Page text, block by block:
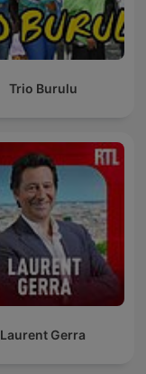
Trio Burulu
Laurent Gerra